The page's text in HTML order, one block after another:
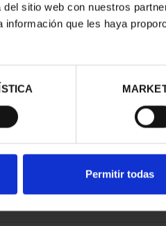
sitio web con nuestros
que les haya
Permitir todas